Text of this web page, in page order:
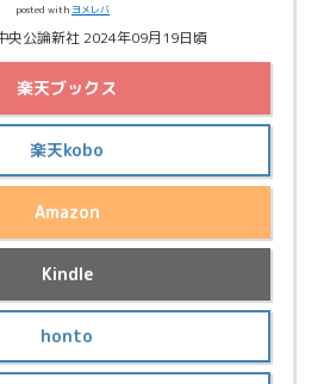
posted with ヨメレバ
央公論新社 2024年09月19日頃
楽天ブックス
楽天kobo
Amazon
Kindle
honto